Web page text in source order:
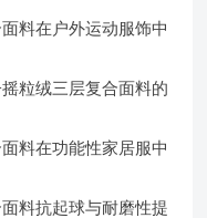
料在户外运动服饰中
粒绒三层复合面料的
料在功能性家居服中
料抗起球与耐磨性提